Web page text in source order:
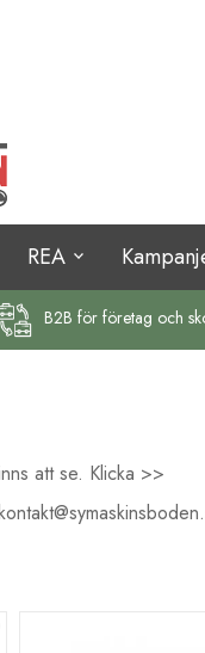
REA
B2B för företag och
att se. Klicka >>